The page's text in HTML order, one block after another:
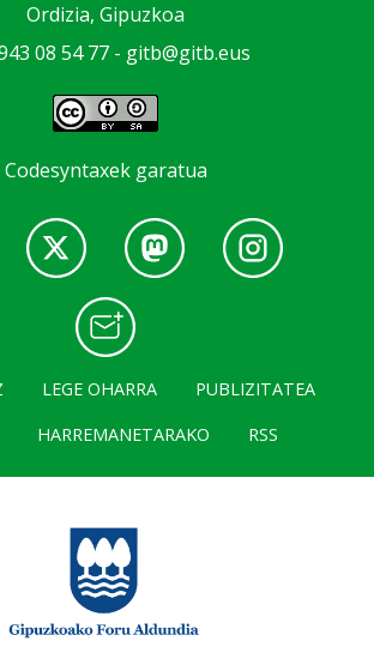
Ordizia, Gipuzkoa
08 54 77 - gitb@gitb.eus
Codesyntaxek garatua
LEGE OHARRA
PUBLIZITATEA
HARREMANETARAKO RSS